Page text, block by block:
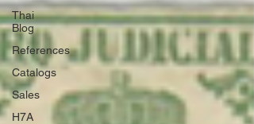
Thai
Blog
References
Catalogs
Sales
H7A